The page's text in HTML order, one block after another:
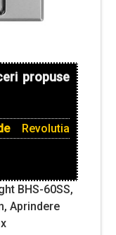
propuse
Revolutia
BHS-60SS,
Aprindere